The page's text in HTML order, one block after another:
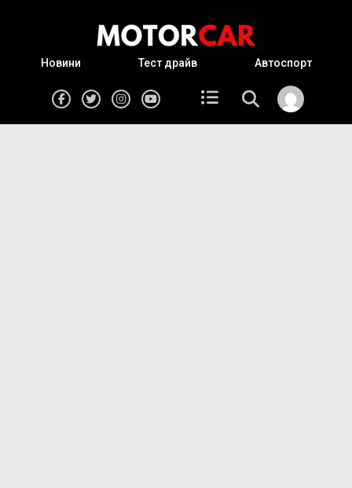
Новини Тест драйв Автоспорт